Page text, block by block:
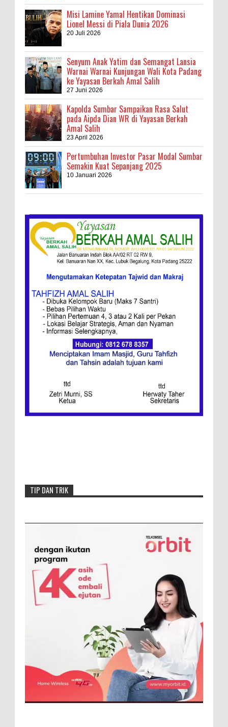
Misi Lamine Yamal Hentikan Dominasi
Lionel Messi di Piala Dunia 2026
20 Juli 2026
Senyum Anak Yatim dan Semangat Lansia
Warnai Warnai Kunjungan Wali Kota Padang
ke Yayasan Berkah Amal Salih
27 Juni 2026
Kapolda Sumbar Sampaikan Rasa Salut
pada Aipda Dian WR di Yayasan Berkah
Amal Salih
23 April 2026
Pertumbuhan Investor Pasar Modal Sumbar
Semakin Kuat Sepanjang 2025
10 Januari 2026
Kebakaran Hebat, Israel Dapat Cobaan
Ini Resep Bubur Terik, Kuliner Khas Jawa
Tengah
Menang, Semen Padang FC Pemuncak
Klasemen Wilayah Barat
TIP DAN TRIK